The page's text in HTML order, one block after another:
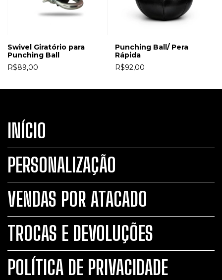
Swivel Giratório para
Punching Ball
R$89,00
Punching Ball/ Pera
Rápida
R$92,00
INÍCIO
PERSONALIZAÇÃO
VENDAS POR ATACADO
TROCAS E DEVOLUÇÕES
POLÍTICA DE PRIVACIDADE